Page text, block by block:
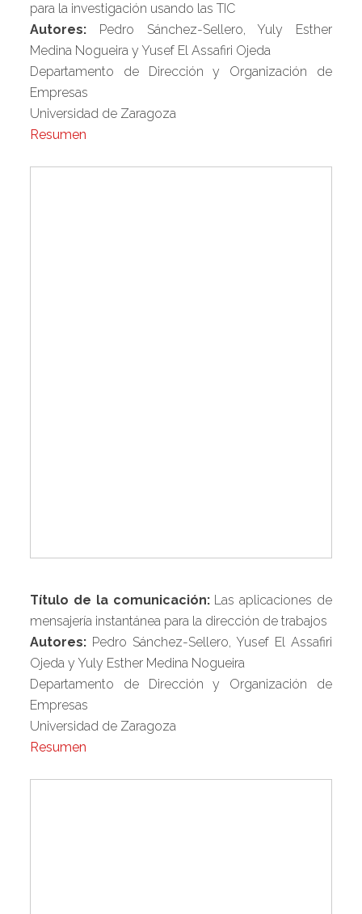
para la investigación usando las TIC
Autores: Pedro Sánchez-Sellero, Yuly Esther
Medina Nogueira y Yusef El Assafiri Ojeda
Departamento de Dirección y Organización de
Empresas
Universidad de Zaragoza
Resumen
Título de la comunicación: Las aplicaciones de
mensajería instantánea para la dirección de trabajos
Autores: Pedro Sánchez-Sellero, Yusef El Assafiri
Ojeda y Yuly Esther Medina Nogueira
Departamento de Dirección y Organización de
Empresas
Universidad de Zaragoza
Resumen